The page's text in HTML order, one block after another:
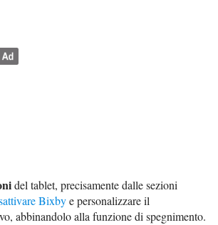
del tablet, precisamente dalle sezioni
Bixbye personalizzare il
abbinandolo alla funzione di spegnimento.